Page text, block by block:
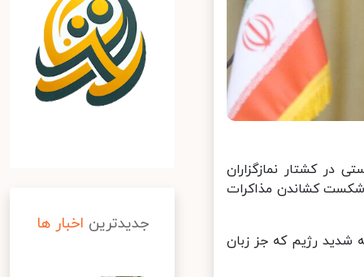
کشتار نمازگزاران
کشاندن مذاکرات
رژیم که جز زبان
جدیدترین اخبار ها